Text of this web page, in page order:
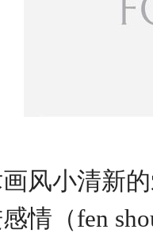
风小清新
情（fen